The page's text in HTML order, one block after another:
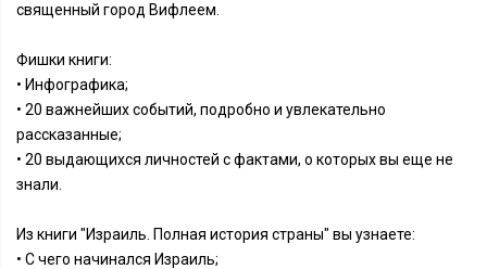
священный город Вифлеем.
Фишки книги:
• Инфографика;
• 20 важнейших событий, подробно и увлекательно
рассказанные;
• 20 выдающихся личностей с фактами, о которых вы еще не
знали.
Из книги "Израиль. Полная история страны" вы узнаете:
• С чего начинался Израиль;